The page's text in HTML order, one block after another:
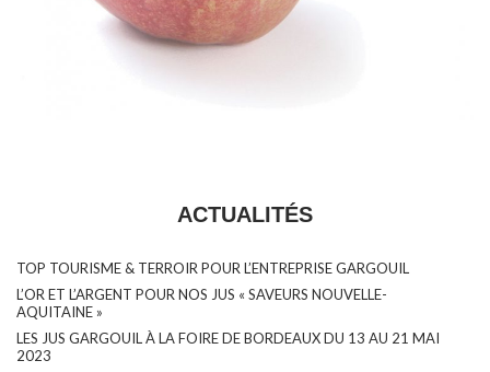
ACTUALITÉS
TOP TOURISME & TERROIR POUR L’ENTREPRISE GARGOUIL
L’OR ET L’ARGENT POUR NOS JUS « SAVEURS NOUVELLE-
AQUITAINE »
LES JUS GARGOUIL À LA FOIRE DE BORDEAUX DU 13 AU 21 MAI
2023